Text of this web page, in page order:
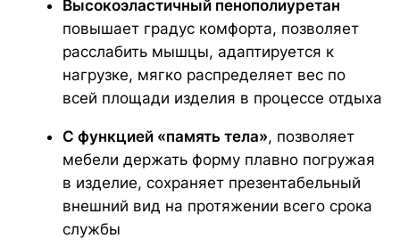
ИСКЛЮЧИТЕЛЬНАЯ
МЯГКОСТЬ
Устраивайтесь поудобнее на своем пуфе в
течение нескольких часов, читайте книгу,
играйте, смотрите фильмы, вздремните или
расслабьтесь вместе со своими любимыми.